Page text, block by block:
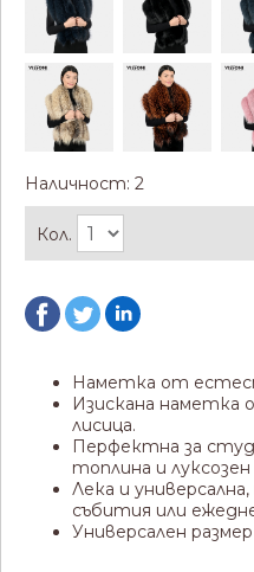
Наличност: 2
Кол.
Наметка от
Изискана наметка
лисица.
Перфектна за
топлина и
Лека и
събития или
Универсален размер